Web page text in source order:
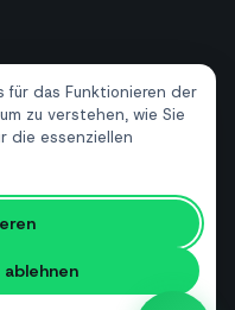
für das Funktionieren der
zu verstehen, wie Sie
die essenziellen